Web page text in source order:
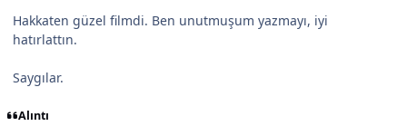
Hakkaten güzel filmdi. Ben unutmuşum yazmayı, iyi
hatırlattın.
Saygılar.
Alıntı